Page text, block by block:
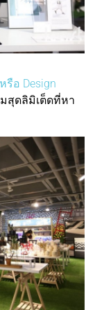
รือ Design
มสุดลิมิเต็ดที่หา